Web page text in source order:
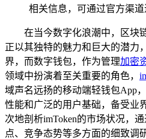
相关信息，可通过官方渠道
在当今数字化浪潮中，区块
正以其独特的魅力和巨大的潜力
界，而数字钱包，作为管理加密
领域中扮演着至关重要的角色，
域声名远扬的移动端轻钱包App
性能和广泛的用户基础，备受业
次地剖析imToken的市场状况，
点、竞争态势等多方面的细致调